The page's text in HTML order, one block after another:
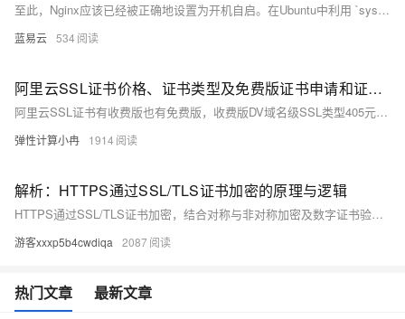
至此，Nginx应该已经被正确地设置为开机自启。在Ubuntu中利用 `systemd`对服务进行管理是一种高效的方式，为系统管理员提供了强大的服务管理能力，包括但不限于启动、停止、重启服务，以及配置服务的开机自启动。通过这些简洁的命令，即使是对Linux不太熟悉的用户也能轻松地进行配置。
蓝易云 534
阿里云SSL证书价格、证书类型及免费版证书申请和证书部署教程参考
阿里云SSL证书有收费版也有免费版，收费版DV域名级SSL类型405元起，免费版证书为DV域名级SSL类型，每个实名个人和企业主体在一个自然年内可以一次性领取20张免费证书。本文为大家详细介绍阿里云SSL证书价格情况，包括不同域名类型、证书类型、证书等级和证书品牌的相关收费标准，以及免费版证书的申请和部署教程参考。
弹性计算小冉 1914
解析：HTTPS通过SSL/TLS证书加密的原理与逻辑
HTTPS通过SSL/TLS证书加密，结合对称与非对称加密及数字证书验证实现安全通信。首先，服务器发送含公钥的数字证书，客户端验证其合法性后生成随机数并用公钥加密发送给服务器，双方据此生成相同的对称密钥。后续通信使用对称加密确保高效性和安全性。同时，数字证书验证服务器身份，防止中间人攻击；哈希算法和数字签名确保数据完整性，防止篡改。整个流程保障了身份认证、数据加密和完整性保护。
游客xxxp5b4cwdiqa 2087
热门文章 最新文章